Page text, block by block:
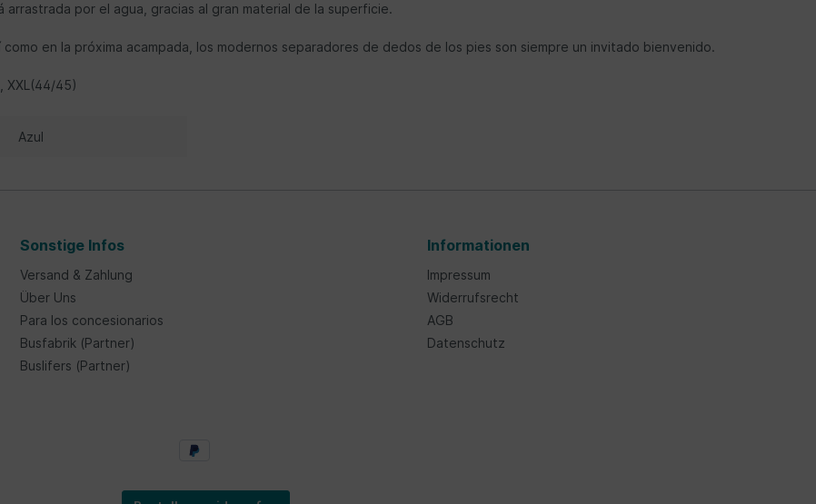
por el agua, gracias al gran material de la superficie.
en la próxima acampada, los modernos separadores de dedos de los pies son siempre un invitado bienvenido.
XXL(44/45)
Azul
Sonstige Infos
Versand & Zahlung
Über Uns
Para los concesionarios
Busfabrik (Partner)
Buslifers (Partner)
Informationen
Impressum
Widerrufsrecht
AGB
Datenschutz